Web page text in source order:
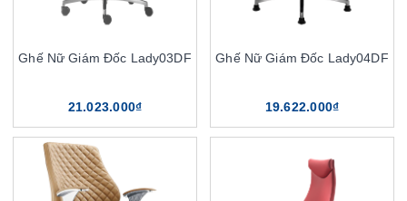
Ghế Nữ Giám Đốc Lady03DF
21.023.000₫
Ghế Nữ Giám Đốc Lady04DF
19.622.000₫